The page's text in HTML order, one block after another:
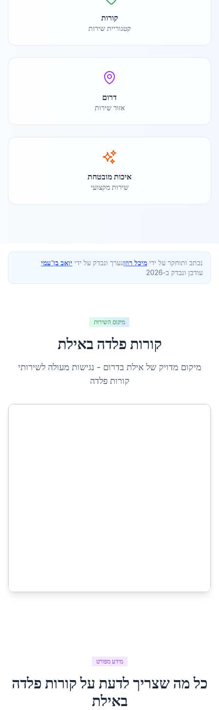
קורות
קטגוריית שירות
דרום
אזור שירות
איכות מובטחת
שירות מקצועי
נכתב ותוחקר על ידי מיכל רוזןנערך ונבדק על ידי יואב בן־עמי
עודכן ונבדק ב-2026
מיקום השירות
קורות פלדה באילת
מיקום מדויק של אילת בדרום - נגישות מעולה לשירותי
קורות פלדה
מידע מפורט
כל מה שצריך לדעת עלקורות פלדה
באילת